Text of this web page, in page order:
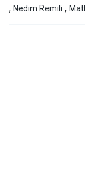
, Nedim Remili ,